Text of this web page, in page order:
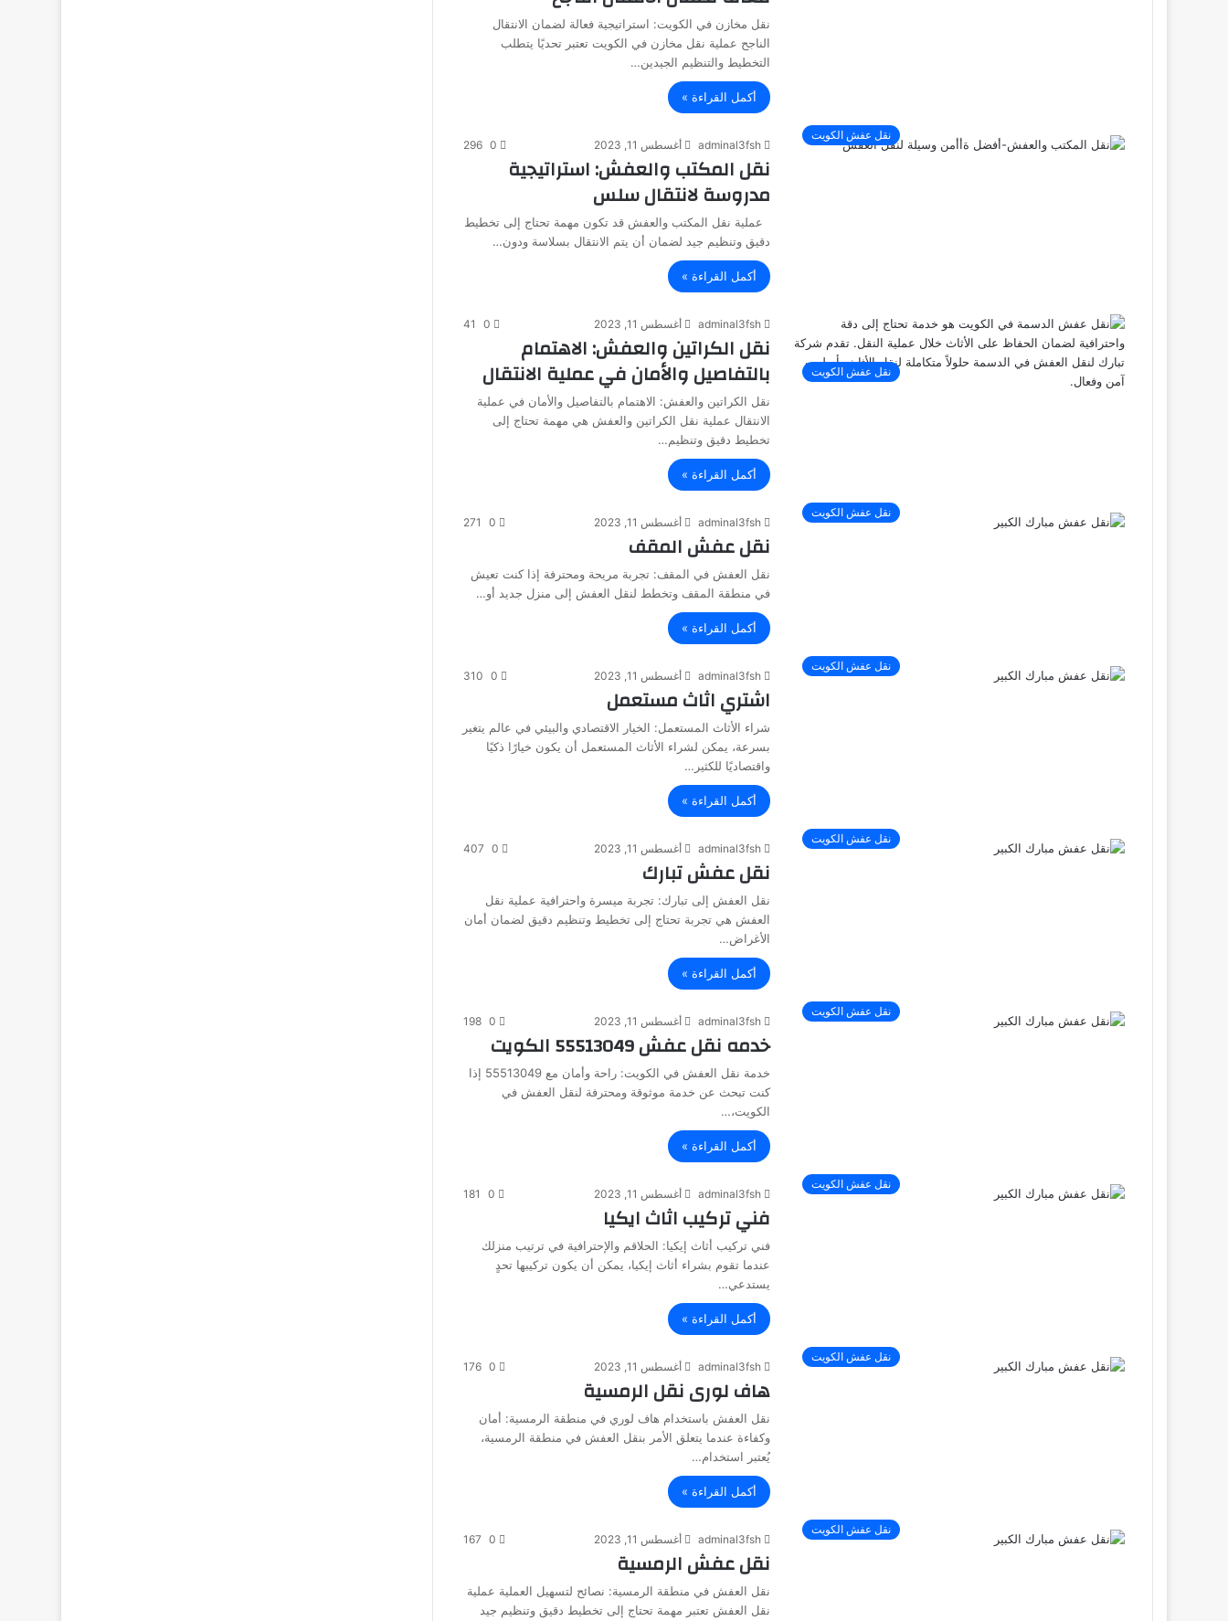
نقل مخازن في الكويت: استراتيجية فعالة لضمان الانتقال
الناجح عملية نقل مخازن في الكويت تعتبر تحديًا يتطلب
التخطيط والتنظيم الجيدين…
أكمل القراءة »
نقل عفش الكويت
adminal3fsh أغسطس 11, 2023 0
296
نقل المكتب والعفش: استراتيجية
مدروسة لانتقال سلس
عملية نقل المكتب والعفش قد تكون مهمة تحتاج إلى تخطيط
دقيق وتنظيم جيد لضمان أن يتم الانتقال بسلاسة ودون…
أكمل القراءة »
نقل عفش الكويت
adminal3fsh أغسطس 11, 2023 0
41
نقل الكراتين والعفش: الاهتمام
بالتفاصيل والأمان في عملية الانتقال
نقل الكراتين والعفش: الاهتمام بالتفاصيل والأمان في عملية
الانتقال عملية نقل الكراتين والعفش هي مهمة تحتاج إلى
تخطيط دقيق وتنظيم…
أكمل القراءة »
نقل عفش الكويت
adminal3fsh أغسطس 11, 2023 0
271
نقل عفش المقف
نقل العفش في المقف: تجربة مريحة ومحترفة إذا كنت تعيش
في منطقة المقف وتخطط لنقل العفش إلى منزل جديد أو…
أكمل القراءة »
نقل عفش الكويت
adminal3fsh أغسطس 11, 2023 0
310
اشتري اثاث مستعمل
شراء الأثاث المستعمل: الخيار الاقتصادي والبيئي في عالم يتغير
بسرعة، يمكن لشراء الأثاث المستعمل أن يكون خيارًا ذكيًا
واقتصاديًا للكثير…
أكمل القراءة »
نقل عفش الكويت
adminal3fsh أغسطس 11, 2023 0
407
نقل عفش تبارك
نقل العفش إلى تبارك: تجربة ميسرة واحترافية عملية نقل
العفش هي تجربة تحتاج إلى تخطيط وتنظيم دقيق لضمان أمان
الأغراض…
أكمل القراءة »
نقل عفش الكويت
adminal3fsh أغسطس 11, 2023 0
198
خدمه نقل عفش 55513049 الكويت
خدمة نقل العفش في الكويت: راحة وأمان مع 55513049 إذا
كنت تبحث عن خدمة موثوقة ومحترفة لنقل العفش في
الكويت،…
أكمل القراءة »
نقل عفش الكويت
adminal3fsh أغسطس 11, 2023 0
181
فني تركيب اثاث ايكيا
فني تركيب أثاث إيكيا: الحلاقم والإحترافية في ترتيب منزلك
عندما تقوم بشراء أثاث إيكيا، يمكن أن يكون تركيبها تحدٍ
يستدعي…
أكمل القراءة »
نقل عفش الكويت
adminal3fsh أغسطس 11, 2023 0
176
هاف لورى نقل الرمسية
نقل العفش باستخدام هاف لوري في منطقة الرمسية: أمان
وكفاءة عندما يتعلق الأمر بنقل العفش في منطقة الرمسية،
يُعتبر استخدام…
أكمل القراءة »
نقل عفش الكويت
adminal3fsh أغسطس 11, 2023 0
167
نقل عفش الرمسية
نقل العفش في منطقة الرمسية: نصائح لتسهيل العملية عملية
نقل العفش تعتبر مهمة تحتاج إلى تخطيط دقيق وتنظيم جيد